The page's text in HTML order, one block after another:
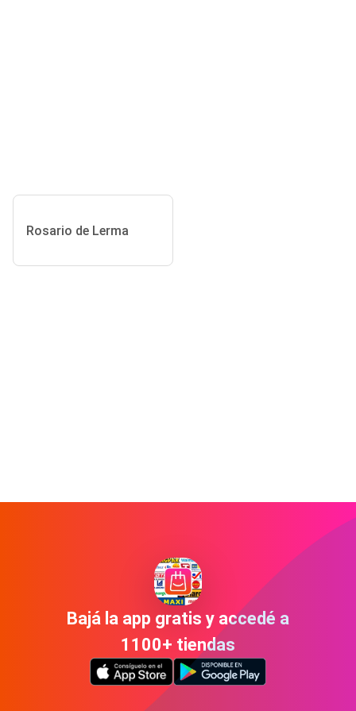
Rosario de Lerma
Bajá la app gratis y accedé a
1100+ tiendas